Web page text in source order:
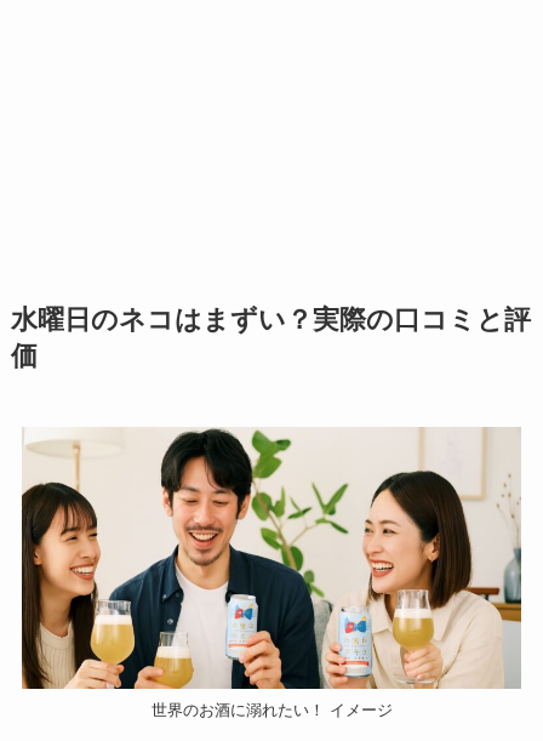
水曜日のネコはまずい？実際の口コミと評
価
世界のお酒に溺れたい！ イメージ